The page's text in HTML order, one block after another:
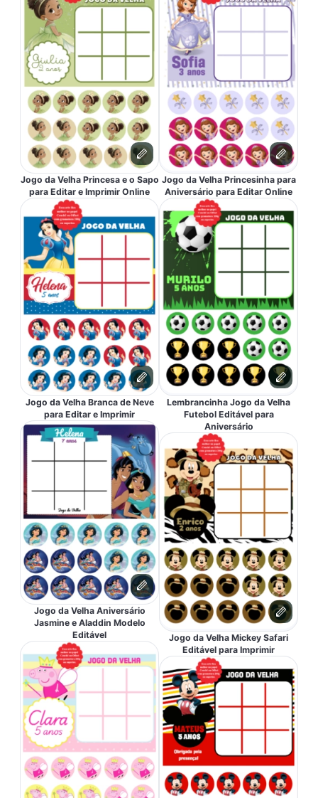
Jogo da Velha Princesa e o Sapo
para Editar e Imprimir Online
Jogo da Velha Branca de Neve
para Editar e Imprimir
Jogo da Velha Aniversário
Jasmine e Aladdin Modelo
Editável
Jogo da Velha Princesinha para
Aniversário para Editar Online
Lembrancinha Jogo da Velha
Futebol Editável para
Aniversário
Jogo da Velha Mickey Safari
Editável para Imprimir